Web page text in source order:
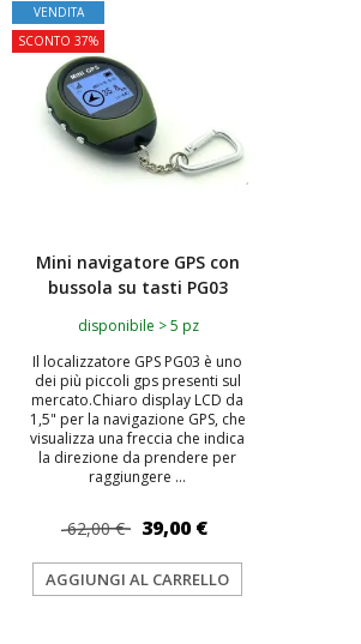
VENDITA
SCONTO 37%
Mini navigatore GPS con
bussola su tasti PG03
disponibile > 5 pz
Il localizzatore GPS PG03 è uno
dei più piccoli gps presenti sul
mercato.Chiaro display LCD da
1,5" per la navigazione GPS, che
visualizza una freccia che indica
la direzione da prendere per
raggiungere ...
62,00 € 39,00 €
AGGIUNGI AL CARRELLO